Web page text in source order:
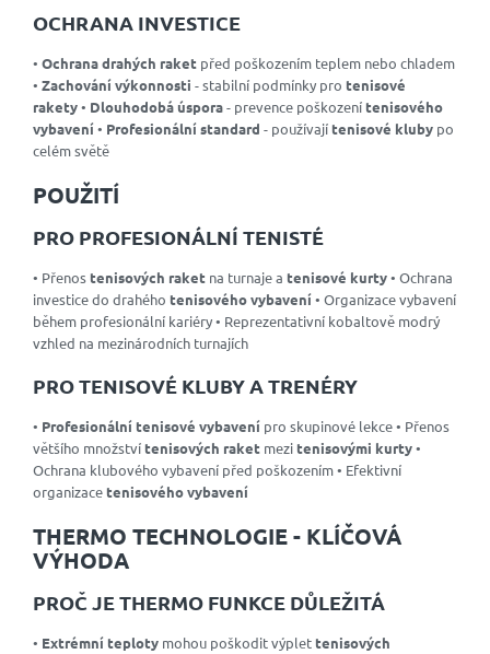
OCHRANA INVESTICE
• Ochrana drahých raket před poškozením teplem nebo chladem
• Zachování výkonnosti - stabilní podmínky pro tenisové
rakety• Dlouhodobá úspora- prevence poškozenítenisového
vybavení • Profesionální standard - používajítenisové kluby po
celém světě
POUŽITÍ
PRO PROFESIONÁLNÍ TENISTÉ
• Přenostenisových raket na turnaje a tenisové kurty• Ochrana
investice do drahého tenisového vybavení • Organizace vybavení
během profesionální kariéry • Reprezentativní kobaltově modrý
vzhled na mezinárodních turnajích
PRO TENISOVÉ KLUBY A TRENÉRY
• Profesionální tenisové vybavení pro skupinové lekce • Přenos
většího množstvítenisových raket mezitenisovými kurty•
Ochrana klubového vybavení před poškozením • Efektivní
organizacetenisového vybavení
THERMO TECHNOLOGIE - KLÍČOVÁ
VÝHODA
PROČ JE THERMO FUNKCE DŮLEŽITÁ
• Extrémní teploty mohou poškodit výplettenisových